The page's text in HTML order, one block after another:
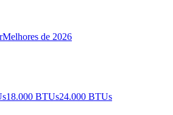
Melhores de 2026
18.000 BTUs24.000 BTUs